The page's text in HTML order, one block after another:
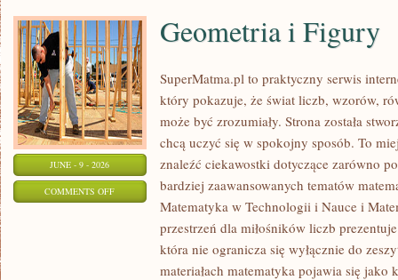
JUNE - 9 - 2026
COMMENTS OFFON
GEOMETRIA
Geometria i Figury
SuperMatma.pl to praktyczny serwis
który pokazuje, że świat liczb, wzorów,
może być zrozumiały. Strona została
chcą uczyć się w spokojny sposób. To
znaleźć ciekawostki dotyczące zarówno
bardziej zaawansowanych tematów
Matematyka w Technologii i Nauce i
przestrzeń dla miłośników liczb
która nie ogranicza się wyłącznie do
materiałach matematyka pojawia się